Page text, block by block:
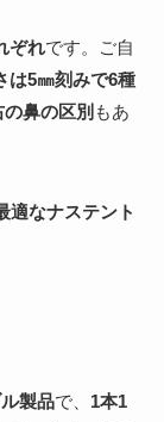
ぞれです。ご自
は5㎜刻みで6種
の鼻の区別 もあ
適なナステント
製品で、 1本1